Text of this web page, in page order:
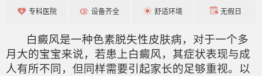
专科医院 设备齐全 舒适环境 无假日
白癜风是一种色素脱失性皮肤病，对于一个多
月大的宝宝来说，若患上白癜风，其症状表现与成
人有所不同，但同样需要引起家长的足够重视。以